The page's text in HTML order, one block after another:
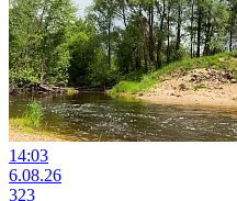
14:03
6.08.26
323